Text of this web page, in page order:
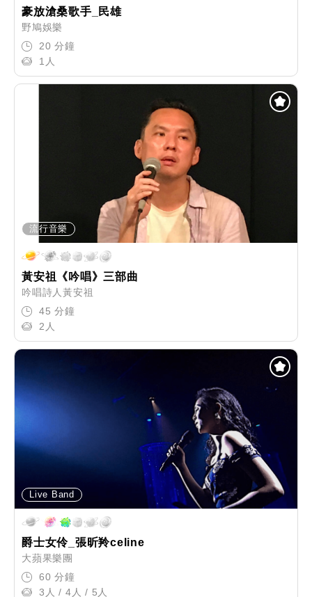
豪放滄桑歌手_民雄
野鳩娛樂
20 分鐘
1人
流行音樂
黃安祖《吟唱》三部曲
吟唱詩人黃安祖
45 分鐘
2人
Live Band
爵士女伶_張昕羚celine
大蘋果樂團
60 分鐘
3人 / 4人 / 5人